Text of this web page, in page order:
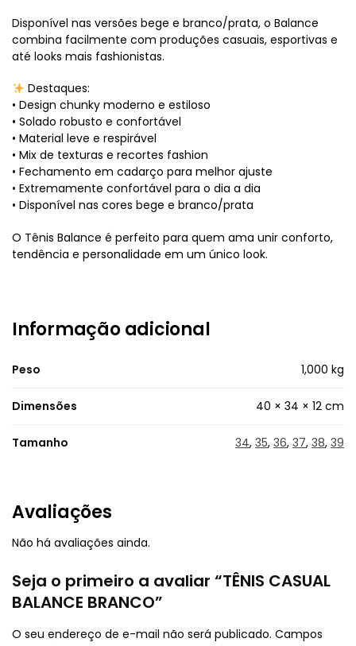
Disponível nas versões bege e branco/prata, o Balance
combina facilmente com produções casuais, esportivas e
até looks mais fashionistas.
Destaques:
• Design chunky moderno e estiloso
• Solado robusto e confortável
• Material leve e respirável
• Mix de texturas e recortes fashion
• Fechamento em cadarço para melhor ajuste
• Extremamente confortável para o dia a dia
• Disponível nas cores bege e branco/prata
O Tênis Balance é perfeito para quem ama unir conforto,
tendência e personalidade em um único look.
Informação adicional
Peso 1,000 kg
Dimensões 40 × 34 × 12 cm
Tamanho 34, 35, 36, 37, 38, 39
Avaliações
Não há avaliações ainda.
Seja o primeiro a avaliar “TÊNIS CASUAL
BALANCE BRANCO”
O seu endereço de e-mail não será publicado. Campos